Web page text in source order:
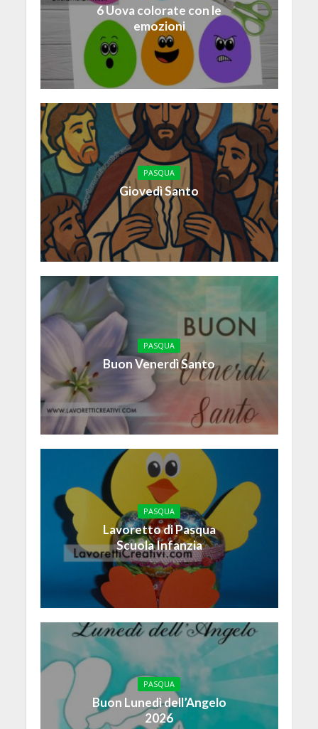
6 Uova colorate con le
emozioni
PASQUA
Giovedì Santo
PASQUA
Buon Venerdì Santo
PASQUA
Lavoretto di Pasqua
Scuola Infanzia
PASQUA
Buon Lunedì dell’Angelo
2026